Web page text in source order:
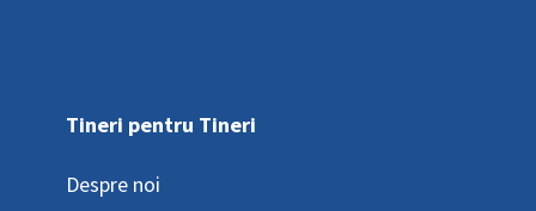
Tineri pentru Tineri
Despre noi